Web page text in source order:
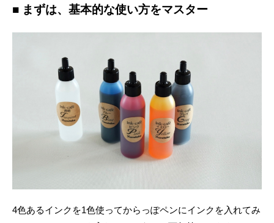
■ まずは、基本的な使い方をマスター
4色あるインクを1色使ってからっぽペンにインクを入れてみ